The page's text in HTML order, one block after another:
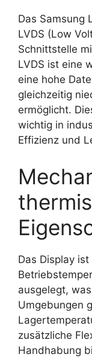
Das Samsung
LVDS (Low
Schnittstelle
LVDS ist eine
eine hohe
gleichzeitig
ermöglicht.
wichtig in
Effizienz und
Das Display
ausgelegt,
Umgebungen
zusätzliche
Handhabung